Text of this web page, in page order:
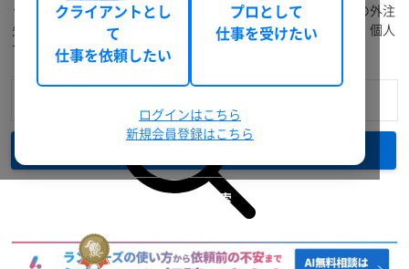
ランサーズには、経験豊富なフリーランスが多数在籍。プロの外注
先に発注・仕事依頼をしたい方は料金や実績で検索できます。個人
で仕事を受注したい方には無料登録がおすすめです。
詳細検索
クライアントとし
て
仕事を依頼したい
プロとして
仕事を受けたい
ログインはこちら
新規会員登録はこちら